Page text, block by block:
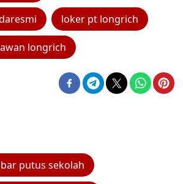
loker pt longrich
longrich
putus sekolah